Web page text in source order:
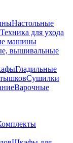
Настольные
Техника для ухода
машины
вышивальные
Гладильные
Сушилки
Варочные